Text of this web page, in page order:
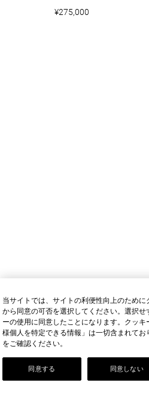
¥275,000
Our Story
当サイトでは、サイトの利便性向上のため
から同意の可否を選択してください。選択
ーの使用に同意したことになります。クッ
様個人を特定できる情報」は一切含まれてお
をご確認ください。
同意しない
同意する